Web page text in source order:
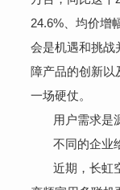
24.6%、均价增
会是机遇和挑战
障产品的创新
一场硬仗。
用户需求是
不同的企业
近期，长虹